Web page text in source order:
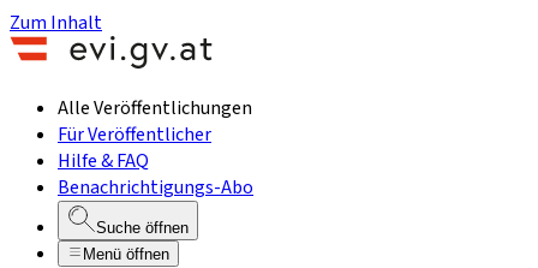
Zum Inhalt
Alle Veröffentlichungen
Für Veröffentlicher
Hilfe & FAQ
Benachrichtigungs-Abo
Suche öffnen
Menü öffnen